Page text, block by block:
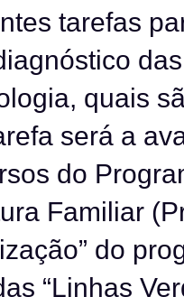
tarefas
quais
será a
do
Familiar
do
“Linhas